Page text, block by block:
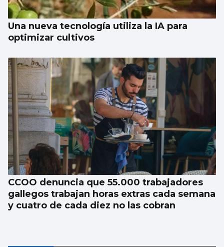
Una nueva tecnología utiliza la IA para
optimizar cultivos
CCOO denuncia que 55.000 trabajadores
gallegos trabajan horas extras cada semana
y cuatro de cada diez no las cobran